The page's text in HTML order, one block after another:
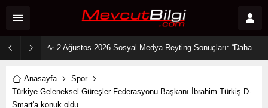
2 Ağustos 2026 Sosyal Medya Reyting Sonuçları: “Daha 17” Ekranlara Ambargo Koydu!
Anasayfa
Spor
Türkiye Geleneksel Güreşler Federasyonu Başkanı İbrahim Türkiş D-
Smart'a konuk oldu